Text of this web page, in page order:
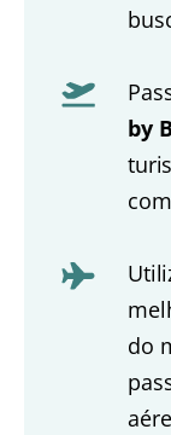
by
do